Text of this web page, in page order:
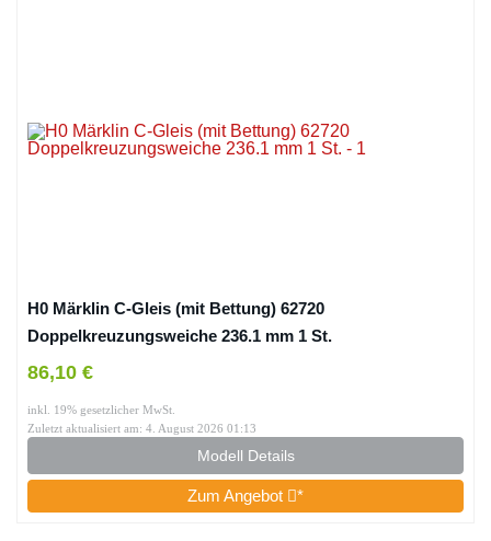
H0 Märklin C-Gleis (mit Bettung) 62720
Doppelkreuzungsweiche 236.1 mm 1 St.
86,10 €
inkl. 19% gesetzlicher MwSt.
Zuletzt aktualisiert am: 4. August 2026 01:13
Modell Details
Zum Angebot *